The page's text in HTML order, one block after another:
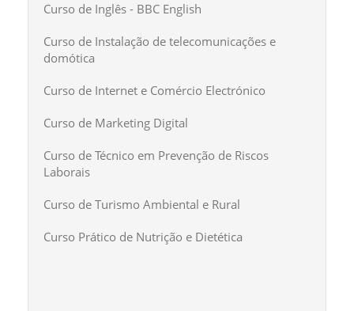
Curso de Inglês - BBC English
Curso de Instalação de telecomunicações e
domótica
Curso de Internet e Comércio Electrónico
Curso de Marketing Digital
Curso de Técnico em Prevenção de Riscos
Laborais
Curso de Turismo Ambiental e Rural
Curso Prático de Nutrição e Dietética